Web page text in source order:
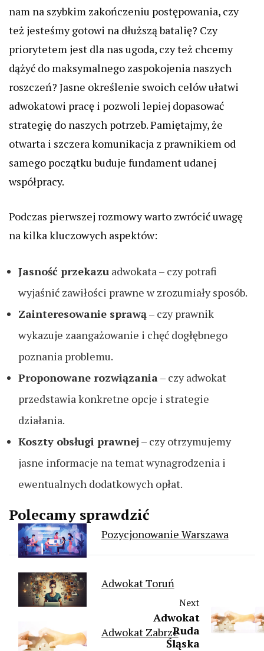
nam na szybkim zakończeniu postępowania, czy
też jesteśmy gotowi na dłuższą batalię? Czy
priorytetem jest dla nas ugoda, czy też chcemy
dążyć do maksymalnego zaspokojenia naszych
roszczeń? Jasne określenie swoich celów ułatwi
adwokatowi pracę i pozwoli lepiej dopasować
strategię do naszych potrzeb. Pamiętajmy, że
otwarta i szczera komunikacja z prawnikiem od
samego początku buduje fundament udanej
współpracy.
Podczas pierwszej rozmowy warto zwrócić uwagę
na kilka kluczowych aspektów:
Jasność przekazu adwokata – czy potrafi
wyjaśnić zawiłości prawne w zrozumiały sposób.
Zainteresowanie sprawą– czy prawnik
wykazuje zaangażowanie i chęć dogłębnego
poznania problemu.
Proponowane rozwiązania – czy adwokat
przedstawia konkretne opcje i strategie
działania.
Koszty obsługi prawnej – czy otrzymujemy
jasne informacje na temat wynagrodzenia i
ewentualnych dodatkowych opłat.
Polecamy sprawdzić
Pozycjonowanie Warszawa
Adwokat Toruń
Adwokat Zabrze
Next
Adwokat
Ruda
Śląska